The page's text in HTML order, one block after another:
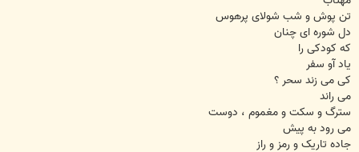
تن پوش و شب شولای پرهوس
دل شوره ای چنان
که کودکی را
یاد آو سفر
کی می زند سحر ؟
می راند
سترگ و سکت و مغموم ،‌ دوست
می رود به پیش
جاده تاریک و رمز و راز